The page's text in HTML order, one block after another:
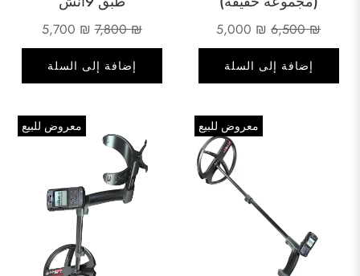
7,800₪
السعر
الأصلي
هو:
5,700 ₪
السعر
الحالي
إضافة إلى السلة
6,500₪
السعر
الأصلي
هو:
5,000 ₪
السعر
الحالي
إضافة إلى السلة
معروض للبيع معروض للبيع